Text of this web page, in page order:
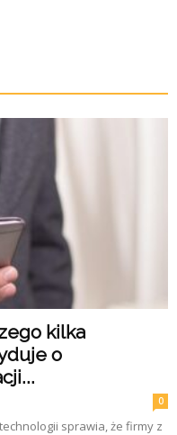
kilka
o
0
sprawia, że firmy z